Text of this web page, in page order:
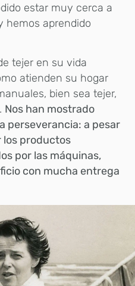
estar muy cerca a
hemos aprendido
tejer en su vida
atienden su hogar
bien sea tejer,
Nos han mostrado
perseverancia: a pesar
los productos
por las máquinas,
con mucha entrega